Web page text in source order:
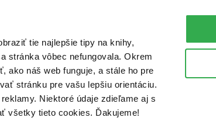
tie najlepšie tipy na knihy,
stránka vôbec nefungovala. Okrem
ako náš web funguje, a stále ho pre
stránku pre vašu lepšiu orientáciu.
Niektoré údaje zdieľame aj s
všetky tieto cookies. Ďakujeme!